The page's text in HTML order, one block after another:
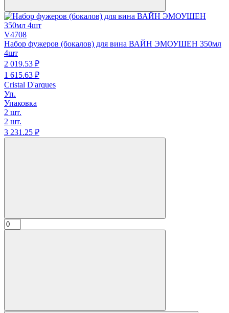
V4708
Набор фужеров (бокалов) для вина ВАЙН ЭМОУШЕН 350мл
4шт
2 019.53 ₽
1 615.63 ₽
Cristal D'arques
Уп.
Упаковка
2 шт.
2 шт.
3 231.25 ₽